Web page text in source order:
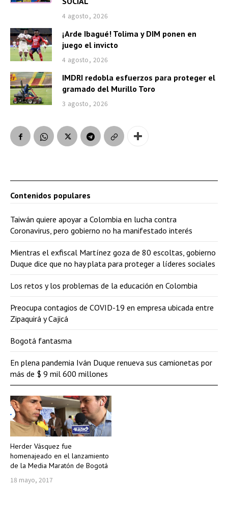
d
i
4 agosto, 2026
¡Arde Ibagué! Tolima y DIM ponen en
juego el invicto
4 agosto, 2026
IMDRI redobla esfuerzos para proteger el
gramado del Murillo Toro
3 agosto, 2026
Herder Vásquez fue
homenajeado en el lanzamiento
de la Media Maratón de Bogotá
18 mayo, 2017
Contenidos populares
Taiwán quiere apoyar a Colombia en lucha contra
Coronavirus, pero gobierno no ha manifestado interés
Mientras el exfiscal Martínez goza de 80 escoltas, gobierno
Duque dice que no hay plata para proteger a líderes sociales
Los retos y los problemas de la educación en Colombia
Preocupa contagios de COVID-19 en empresa ubicada entre
Zipaquirá y Cajicá
Bogotá fantasma
En plena pandemia Iván Duque renueva sus camionetas por
más de $ 9 mil 600 millones